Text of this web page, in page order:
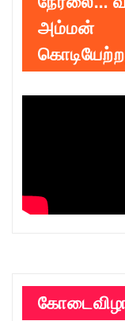
அம்மன்